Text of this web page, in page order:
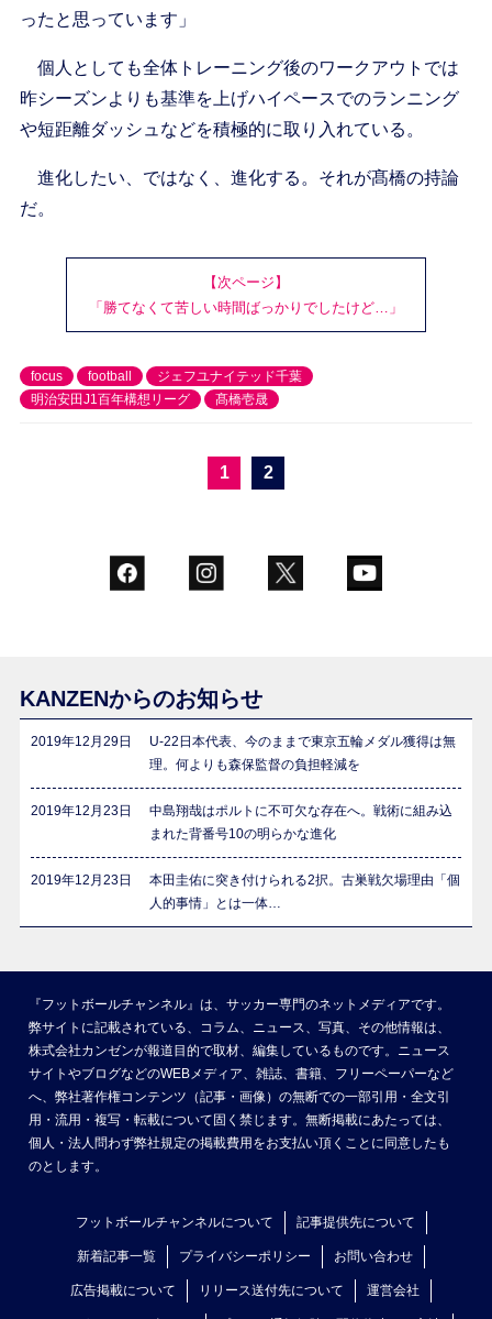
ったと思っています」
個人としても全体トレーニング後のワークアウトでは
昨シーズンよりも基準を上げハイペースでのランニング
や短距離ダッシュなどを積極的に取り入れている。
進化したい、ではなく、進化する。それが髙橋の持論
だ。
【次ページ】
「勝てなくて苦しい時間ばっかりでしたけど…」
focus football
ジェフユナイテッド千葉
明治安田J1百年構想リーグ
髙橋壱晟
1 2
KANZENからのお知らせ
2019年12月29日
U-22日本代表、今のままで東京五輪メダル獲得は無
理。何よりも森保監督の負担軽減を
2019年12月23日
中島翔哉はポルトに不可欠な存在へ。戦術に組み込
まれた背番号10の明らかな進化
2019年12月23日
本田圭佑に突き付けられる2択。古巣戦欠場理由「個
人的事情」とは一体…
『フットボールチャンネル』は、サッカー専門のネットメディアです。
弊サイトに記載されている、コラム、ニュース、写真、その他情報は、
株式会社カンゼンが報道目的で取材、編集しているものです。ニュース
サイトやブログなどのWEBメディア、雑誌、書籍、フリーペーパーなど
へ、弊社著作権コンテンツ（記事・画像）の無断での一部引用・全文引
用・流用・複写・転載について固く禁じます。無断掲載にあたっては、
個人・法人問わず弊社規定の掲載費用をお支払い頂くことに同意したも
のとします。
フットボールチャンネルについて 記事提供先について
新着記事一覧 プライバシーポリシー お問い合わせ
広告掲載について リリース送付先について 運営会社